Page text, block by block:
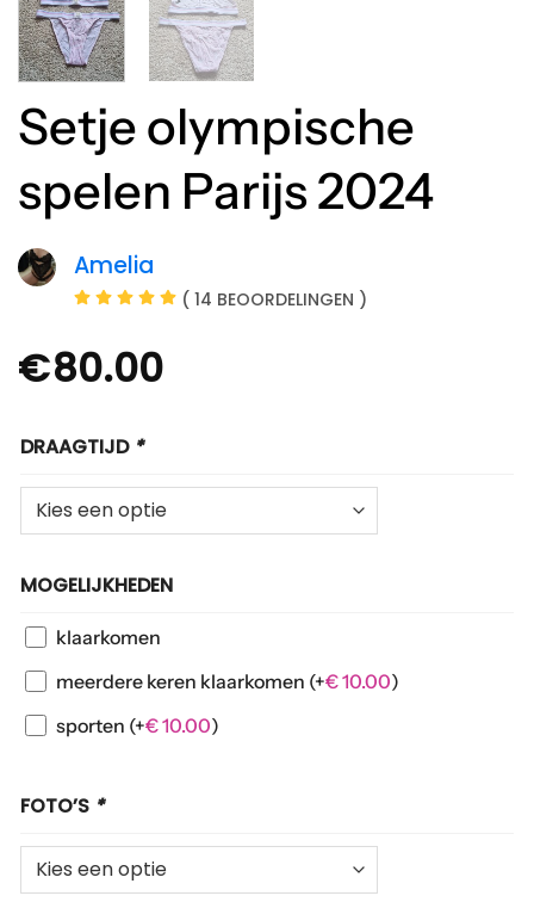
Setje olympische
spelen Parijs 2024
Amelia
( 14 BEOORDELINGEN )
€80.00
DRAAGTIJD *
MOGELIJKHEDEN
klaarkomen
meerdere keren klaarkomen (+€10.00)
sporten (+€10.00)
FOTO’S *